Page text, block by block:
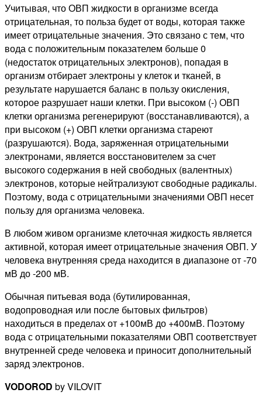
Учитывая, что ОВП жидкости в организме всегда
отрицательная, то польза будет от воды, которая также
имеет отрицательные значения. Это связано с тем, что
вода с положительным показателем больше 0
(недостаток отрицательных электронов), попадая в
организм отбирает электроны у клеток и тканей, в
результате нарушается баланс в пользу окисления,
которое разрушает наши клетки. При высоком (-) ОВП
клетки организма регенерируют (восстанавливаются), а
при высоком (+) ОВП клетки организма стареют
(разрушаются). Вода, заряженная отрицательными
электронами, является восстановителем за счет
высокого содержания в ней свободных (валентных)
электронов, которые нейтрализуют свободные радикалы.
Поэтому, вода с отрицательными значениями ОВП несет
пользу для организма человека.
В любом живом организме клеточная жидкость является
активной, которая имеет отрицательные значения ОВП. У
человека внутренняя среда находится в диапазоне от -70
мВ до -200 мВ.
Обычная питьевая вода (бутилированная,
водопроводная или после бытовых фильтров)
находиться в пределах от +100мВ до +400мВ. Поэтому
вода с отрицательными показателями ОВП соответствует
внутренней среде человека и приносит дополнительный
заряд электронов.
VODOROD by VILOVIT